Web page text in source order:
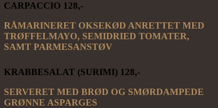
CARPACCIO 128,-
RÅMARINERET OKSEKØD ANRETTET MED
TRØFFELMAYO, SEMIDRIED TOMATER,
SAMT PARMESANSTØV
KRABBESALAT (SURIMI) 128,-
SERVERET MED BRØD OG SMØRDAMPEDE
GRØNNE ASPARGES